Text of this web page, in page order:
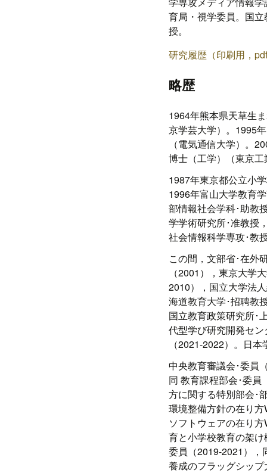
育局・視学委員。国
授。
研究履歴（印刷用，
略歴
1964年熊本県天草生
京学芸大学）。1995
（電気通信大学）。
博士（工学）（東京
1987年東京都公立小
1996年富山大学教育
部情報社会学科･助教
学学術研究所･准教授
社会情報科学専攻･教
この間，文部省･在外
（2001），東京大学
2010），国立大学法
海道教育大学･招聘教
国立教育政策研究所･
代型学び研究開発セ
（2021-2022）。日
中央教育審議会･委員
同 教育課程部会･委
方に関する特別部会･
環境整備方針の在り
ソフトウェアの在り
育と小学校教育の架
委員（2019-2021），
養成のフラッグシッ